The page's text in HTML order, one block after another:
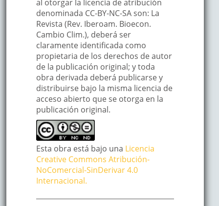
al otorgar la licencia de atribución
denominada CC-BY-NC-SA son: La
Revista (Rev. Iberoam. Bioecon.
Cambio Clim.), deberá ser
claramente identificada como
propietaria de los derechos de autor
de la publicación original; y toda
obra derivada deberá publicarse y
distribuirse bajo la misma licencia de
acceso abierto que se otorga en la
publicación original.
Esta obra está bajo una Licencia
Creative Commons Atribución-
NoComercial-SinDerivar 4.0
Internacional.